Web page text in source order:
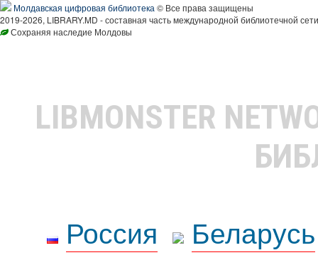
Молдавская цифровая библиотека © Все права защищены
2019-2026, LIBRARY.MD - составная часть международной библиотечной
Сохраняя наследие Молдовы
LIBMONSTER
Россия
Беларусь